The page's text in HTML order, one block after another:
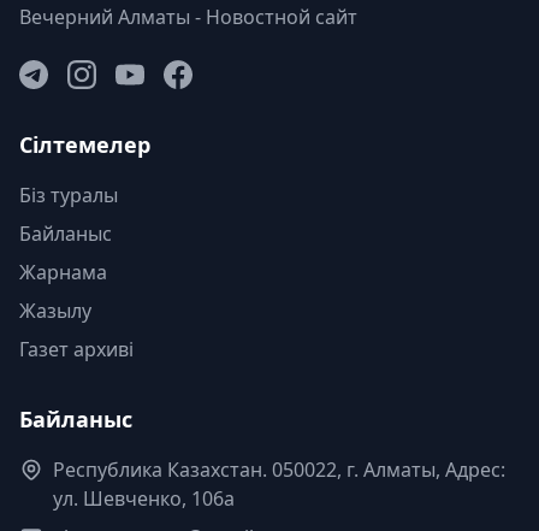
Вечерний Алматы - Новостной сайт
Сілтемелер
Біз туралы
Байланыс
Жарнама
Жазылу
Газет архиві
Байланыс
Республика Казахстан. 050022, г. Алматы, Адрес:
ул. Шевченко, 106а